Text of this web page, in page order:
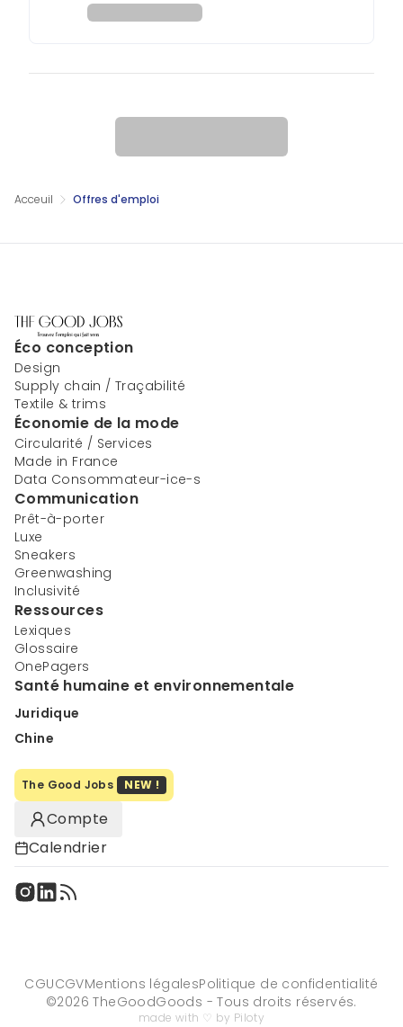
Acceuil Offres d'emploi
Éco conception
Design
Supply chain / Traçabilité
Textile & trims
Économie de la mode
Circularité / Services
Made in France
Data Consommateur-ice-s
Communication
Prêt-à-porter
Luxe
Sneakers
Greenwashing
Inclusivité
Ressources
Lexiques
Glossaire
OnePagers
Santé humaine et environnementale
Juridique
Chine
The Good Jobs NEW !
Compte
Calendrier
CGUCGVMentions légalesPolitique de confidentialité
©2026 TheGoodGoods - Tous droits réservés.
made with ♡ by Piloty